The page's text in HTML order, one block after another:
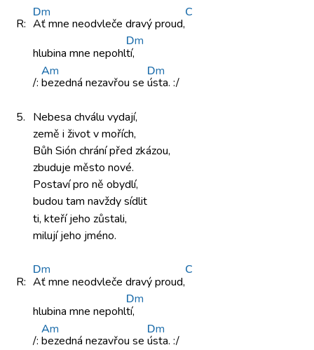
R:
Dm
Ať mne neodvleče dravýproud,
C
hlubina mne nepohl
Dm
tí,
/:
Am
bezedná nezavřou se
Dm
ústa. :/
5. Nebesa chválu vydají,
země i životv mořích,
Bůh Sión chrání před zkázou,
zbuduje město nové.
Postaví pro ně obydlí,
budou tam navždy sídlit
ti, kteříjeho zůstali,
milují jeho jméno.
R:
Dm
Ať mne neodvleče dravýproud,
C
hlubina mne nepohl
Dm
tí,
/:
Am
bezedná nezavřou se
Dm
ústa. :/